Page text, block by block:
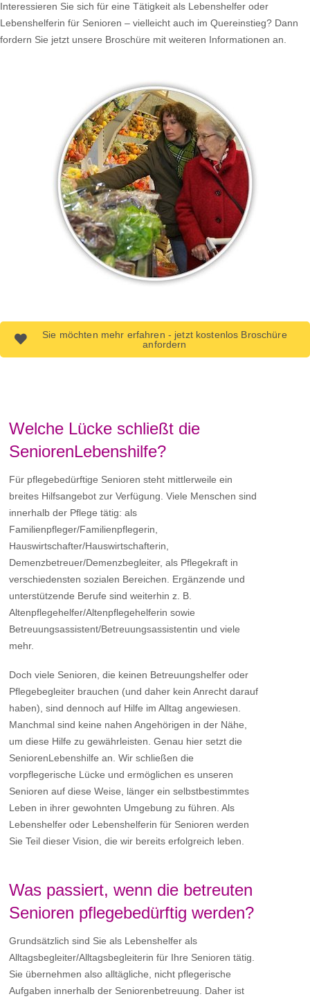
Interessieren Sie sich für eine Tätigkeit als Lebenshelfer oder
Lebenshelferin für Senioren – vielleicht auch im Quereinstieg? Dann
fordern Sie jetzt unsere Broschüre mit weiteren Informationen an.
Sie möchten mehr erfahren - jetzt kostenlos Broschüre
anfordern
Welche Lücke schließt die
SeniorenLebenshilfe?
Für pflegebedürftige Senioren steht mittlerweile ein
breites Hilfsangebot zur Verfügung. Viele Menschen sind
innerhalb der Pflege tätig: als
Familienpfleger/Familienpflegerin,
Hauswirtschafter/Hauswirtschafterin,
Demenzbetreuer/Demenzbegleiter, als Pflegekraft in
verschiedensten sozialen Bereichen. Ergänzende und
unterstützende Berufe sind weiterhin z. B.
Altenpflegehelfer/Altenpflegehelferin sowie
Betreuungsassistent/Betreuungsassistentin und viele
mehr.
Doch viele Senioren, die keinen Betreuungshelfer oder
Pflegebegleiter brauchen (und daher kein Anrecht darauf
haben), sind dennoch auf Hilfe im Alltag angewiesen.
Manchmal sind keine nahen Angehörigen in der Nähe,
um diese Hilfe zu gewährleisten. Genau hier setzt die
SeniorenLebenshilfe an. Wir schließen die
vorpflegerische Lücke und ermöglichen es unseren
Senioren auf diese Weise, länger ein selbstbestimmtes
Leben in ihrer gewohnten Umgebung zu führen. Als
Lebenshelfer oder Lebenshelferin für Senioren werden
Sie Teil dieser Vision, die wir bereits erfolgreich leben.
Was passiert, wenn die betreuten
Senioren pflegebedürftig werden?
Grundsätzlich sind Sie als Lebenshelfer als
Alltagsbegleiter/Alltagsbegleiterin für Ihre Senioren tätig.
Sie übernehmen also alltägliche, nicht pflegerische
Aufgaben innerhalb der Seniorenbetreuung. Daher ist